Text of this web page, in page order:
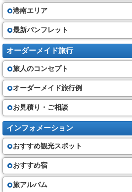
港南エリア
最新パンフレット
オーダーメイド旅行
旅人のコンセプト
オーダーメイド旅行例
お見積り・ご相談
インフォメーション
おすすめ観光スポット
おすすめ宿
旅アルバム